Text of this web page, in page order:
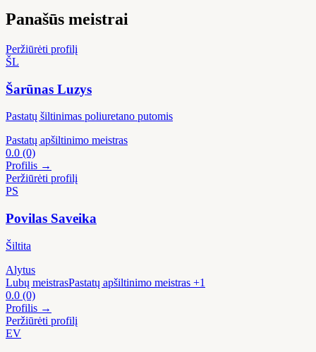
Panašūs meistrai
Peržiūrėti profilį
ŠL
Šarūnas Luzys
Pastatų šiltinimas poliuretano putomis
Pastatų apšiltinimo meistras
0.0 (0)
Profilis →
Peržiūrėti profilį
PS
Povilas Saveika
Šiltita
Alytus
Lubų meistrasPastatų apšiltinimo meistras +1
0.0 (0)
Profilis →
Peržiūrėti profilį
EV